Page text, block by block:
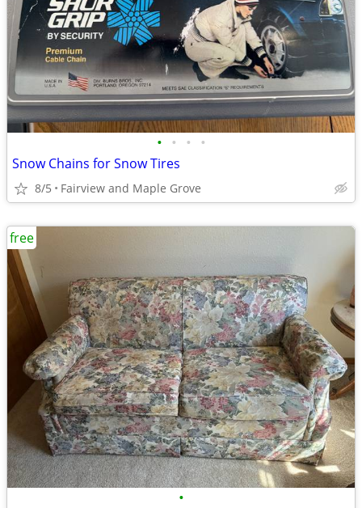
• • • •
Snow Chains for Snow Tires
8/5 Fairview and Maple Grove
•
free